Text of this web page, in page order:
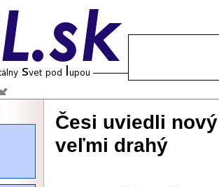
Česi uviedli
veľmi drahý